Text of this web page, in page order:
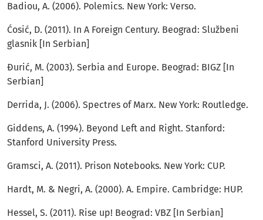
Badiou, A. (2006). Polemics. New York: Verso.
Ćosić, D. (2011). In A Foreign Century. Beograd: Službeni
glasnik [In Serbian]
Đurić, M. (2003). Serbia and Europe. Beograd: BIGZ [In
Serbian]
Derrida, J. (2006). Spectres of Marx. New York: Routledge.
Giddens, A. (1994). Beyond Left and Right. Stanford:
Stanford University Press.
Gramsci, A. (2011). Prison Notebooks. New York: CUP.
Hardt, M. & Negri, A. (2000). A. Empire. Cambridge: HUP.
Hessel, S. (2011). Rise up! Beograd: VBZ [In Serbian]